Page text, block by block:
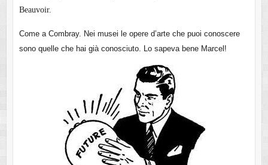
Beauvoir.
Come a Combray. Nei musei le opere d’arte che puoi conoscere
sono quelle che hai già conosciuto. Lo sapeva bene Marcel!